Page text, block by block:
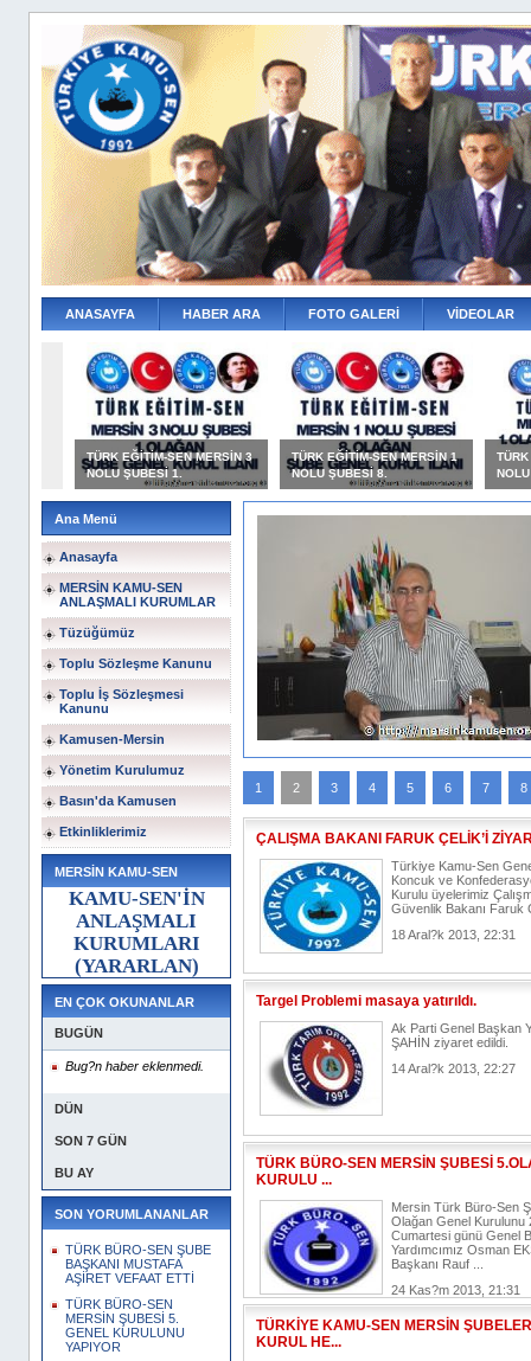
ANASAYFA HABER ARA FOTO GALERİ VİDEOLAR
TÜRK EĞİTİM-SEN MERSİN 3
NOLU ŞUBESİ 1.
TÜRK EĞİTİM-SEN MERSİN 1
NOLU ŞUBESİ 8.
Ana Menü
Anasayfa
MERSİN KAMU-SEN
ANLAŞMALI KURUMLAR
Tüzüğümüz
Toplu Sözleşme Kanunu
Toplu İş Sözleşmesi
Kanunu
Kamusen-Mersin
Yönetim Kurulumuz
Basın'da Kamusen
Etkinliklerimiz
MERSİN KAMU-SEN
KAMU-SEN'İN
ANLAŞMALI
KURUMLARI
(YARARLAN)
EN ÇOK OKUNANLAR
BUGÜN
Bug?n haber eklenmedi.
DÜN
SON 7 GÜN
BU AY
SON YORUMLANANLAR
TÜRK BÜRO-SEN ŞUBE
BAŞKANI MUSTAFA
AŞİRET VEFAAT ETTİ
TÜRK BÜRO-SEN
MERSİN ŞUBESİ 5.
GENEL KURULUNU
YAPIYOR
SEN
VE ŞEHİTLER
ÇAĞRI
Sen Mersin İl Başkanlığı olarak
olan Demokrasi ve Şehitler
davet ediyoruz.[Devam?n? Oku...]
1 2 3 4 5 6 7 8
ÇALIŞMA BAKANI FARUK ÇELİK’İ
Türkiye Kamu-Sen
Koncuk ve
Kurulu üyelerimiz
Güvenlik Bakanı Faruk
18 Aral?k 2013, 22:31
Targel Problemi masaya yatırıldı.
Ak Parti Genel Başkan
ŞAHİN ziyaret edildi.
14 Aral?k 2013, 22:27
TÜRK BÜRO-SEN MERSİN ŞUBESİ
KURULU ...
Mersin Türk Büro-Sen
Olağan Genel Kurulunu
Cumartesi günü Genel
Yardımcımız Osman
Başkanı Rauf ...
24 Kas?m 2013, 21:31
TÜRKİYE KAMU-SEN MERSİN
KURUL HE...